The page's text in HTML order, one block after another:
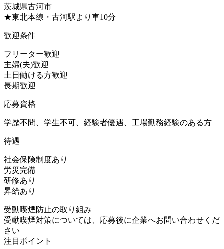
茨城県古河市
★東北本線・古河駅より車10分
歓迎条件
フリーター歓迎
主婦(夫)歓迎
土日働ける方歓迎
長期歓迎
応募資格
学歴不問、学生不可、経験者優遇、工場勤務経験のある方
待遇
社会保険制度あり
労災完備
研修あり
昇給あり
受動喫煙防止の取り組み
受動喫煙対策については、応募後に企業へお問い合わせくだ
さい
注目ポイント